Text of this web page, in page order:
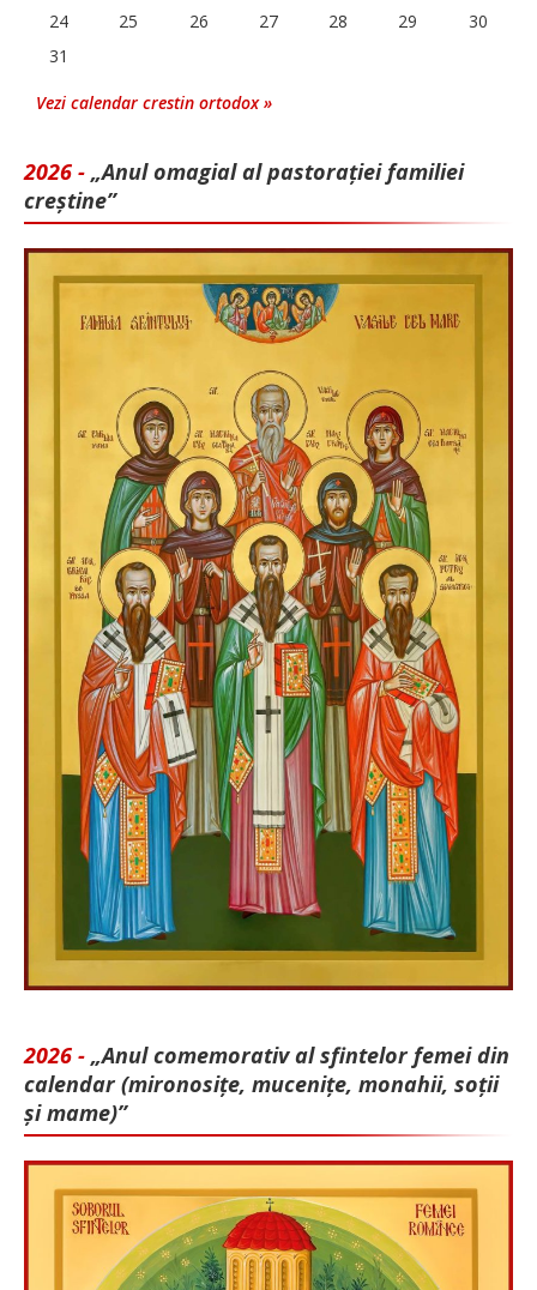
24
25 26 27 28 29
30
31
Vezi calendar crestin ortodox »
2026 - „Anul omagial al pastorației familiei
creștine”
2026 - „Anul comemorativ al sfintelor femei din
calendar (mironosițe, mu­cenițe, monahii, soții
și mame)”